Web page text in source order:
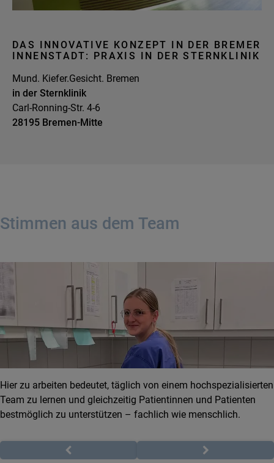
DAS INNOVATIVE KONZEPT IN DER BREMER
INNENSTADT: PRAXIS IN DER STERNKLINIK
Mund. Kiefer.Gesicht. Bremen
in der Sternklinik
Carl-Ronning-Str. 4-6
28195 Bremen-Mitte
Stimmen aus dem Team
Hier zu arbeiten bedeutet, täglich von einem hochspezialisierten
Team zu lernen und gleichzeitig Patientinnen und Patienten
bestmöglich zu unterstützen – fachlich wie menschlich.